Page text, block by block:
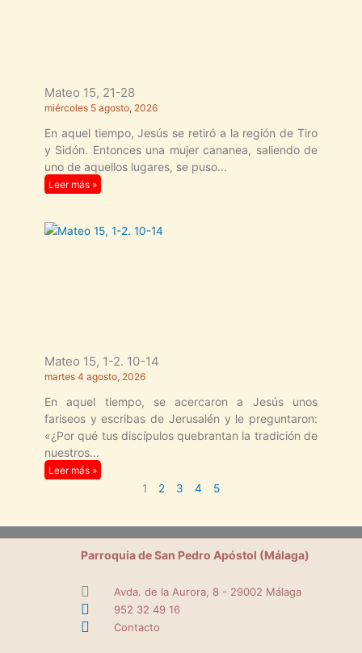
Mateo 15, 21-28
miércoles 5 agosto, 2026
En aquel tiempo, Jesús se retiró a la región de Tiro
y Sidón. Entonces una mujer cananea, saliendo de
uno de aquellos lugares, se puso
Leer más »
Mateo 15, 1-2. 10-14
martes 4 agosto, 2026
En aquel tiempo, se acercaron a Jesús unos
fariseos y escribas de Jerusalén y le preguntaron:
«¿Por qué tus discípulos quebrantan la tradición de
nuestros
Leer más »
1 2 3 4 5
Parroquia de San Pedro Apóstol (Málaga)
Avda. de la Aurora, 8 - 29002 Málaga
952 32 49 16
Contacto